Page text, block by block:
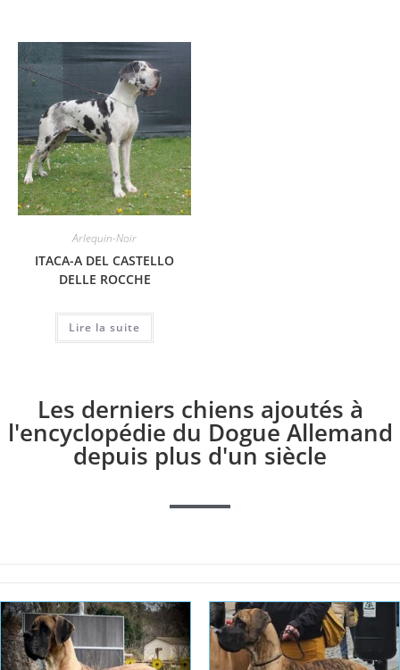
Arlequin-Noir
ITACA-A DEL CASTELLO
DELLE ROCCHE
Lire la suite
Les derniers chiens ajoutés à
l'encyclopédie du Dogue Allemand
depuis plus d'un siècle